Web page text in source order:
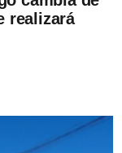
realizará